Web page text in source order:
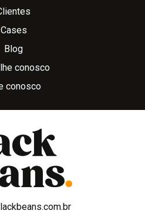
Cases
Blog
conosco
conosco